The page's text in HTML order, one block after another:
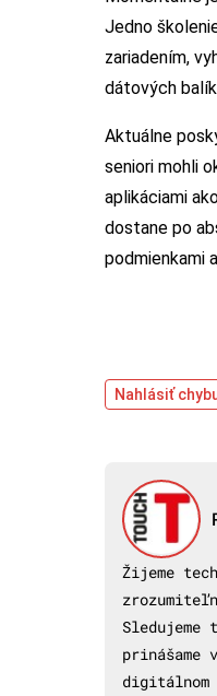
Jedno
zariadením,
dátových
Aktuálne
seniori mohli
aplikáciami
dostane po
podmienkami
Nahlásiť
Žijeme
Sledujeme